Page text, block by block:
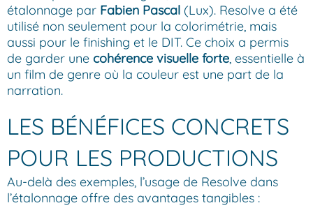
étalonnage par Fabien Pascal (Lux). Resolve a été
utilisé non seulement pour la colorimétrie, mais
aussi pour le finishing et le DIT. Ce choix a permis
de garder une cohérence visuelle forte, essentielle à
un film de genre où la couleur est une part de la
narration.
LES BÉNÉFICES CONCRETS
POUR LES PRODUCTIONS
Au-delà des exemples, l’usage de Resolve dans
l’étalonnage offre des avantages tangibles :